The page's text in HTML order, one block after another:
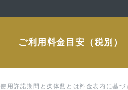
ご利用料金目安（税別）
使用許諾期間と媒体数とは料金表内に基づ